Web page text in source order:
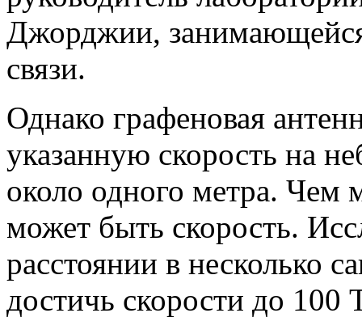
Джорджии,
связи.
Однако графеновая
указанную скорость на
около одного метра. Чем
может быть скорость.
расстоянии в несколько
достичь скорости до 100